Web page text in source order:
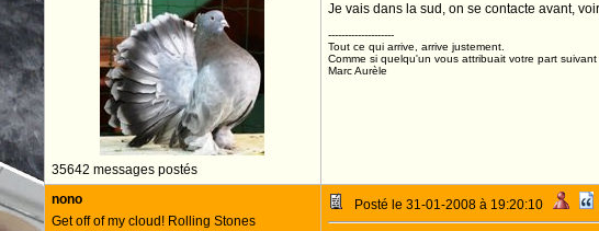
35642 messages postés
Je vais dans la sud, on se contacte avant,
--------------------
Tout ce qui arrive, arrive justement.
Comme si quelqu'un vous attribuait votre part suivant
Marc Aurèle
nono
Get off of my cloud! Rolling Stones
Posté le 31-01-2008 à 19:20:10